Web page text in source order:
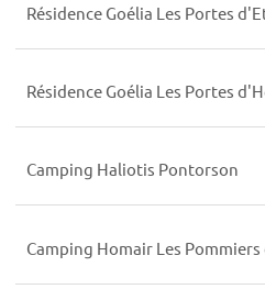
Résidence Goélia Les Portes
Résidence Goélia Les Portes
Camping Haliotis Pontorson
Camping Homair Les